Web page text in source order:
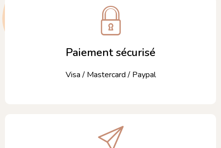
Paiement sécurisé
Visa / Mastercard / Paypal